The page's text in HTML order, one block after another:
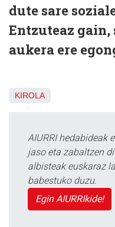
dute sare
Entzuteaz
aukera ere
KIROLA
AIURRI hedabideak
jaso eta zabaltzen
albisteak euskaraz
babestuko duzu.
Egin AIURRIkide!